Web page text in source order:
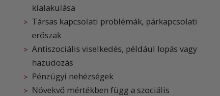
kialakulása
Társas kapcsolati problémák, párkapcsolati
erőszak
Antiszociális viselkedés, például lopás vagy
hazudozás
Pénzügyi nehézségek
Növekvő mértékben függ a szociális